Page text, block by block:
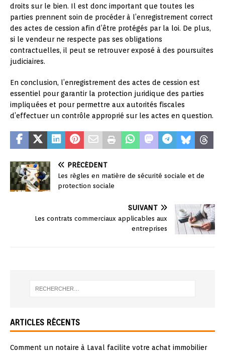
droits sur le bien. Il est donc important que toutes les
parties prennent soin de procéder à l’enregistrement correct
des actes de cession afin d’être protégés par la loi. De plus,
si le vendeur ne respecte pas ses obligations
contractuelles, il peut se retrouver exposé à des poursuites
judiciaires.
En conclusion, l’enregistrement des actes de cession est
essentiel pour garantir la protection juridique des parties
impliquées et pour permettre aux autorités fiscales
d’effectuer un contrôle approprié sur les actes en question.
PRÉCÉDENT
Les règles en matière de sécurité sociale et de
protection sociale
SUIVANT
Les contrats commerciaux applicables aux
entreprises
ARTICLES RÉCENTS
Comment un notaire à Laval facilite votre achat immobilier